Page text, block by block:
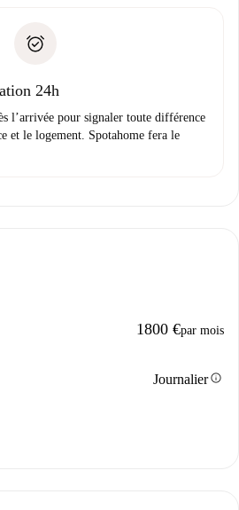
solvabilité
problème n'est signalé.
24h
l’arrivée pour signaler toute différence
et le logement. Spotahome fera le
1800 €par mois
Journalierinfo